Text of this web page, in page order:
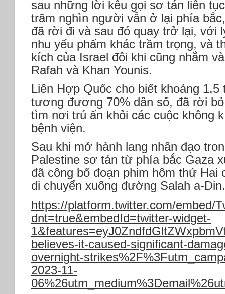
sau những lời kêu gọi sơ tán liên
trăm nghìn người vẫn ở lại phía
đã rời đi và sau đó quay trở lại, với
nhu yếu phẩm khác trầm trọng, và
kích của Israel đôi khi cũng nhắm
Rafah và Khan Younis.
Liên Hợp Quốc cho biết khoảng
tương đương 70% dân số, đã rời
tìm nơi trú ẩn khỏi các cuộc không
bệnh viện.
Sau khi mở hành lang nhân đạo
Palestine sơ tán từ phía bắc Gaza
đã công bố đoạn phim hôm thứ
di chuyển xuống đường Salah a-Din.
https://platform.twitter.com/embed/
dnt=true&embedId=twitter-widget-
believes-it-caused-significant-
overnight-
2023-11-